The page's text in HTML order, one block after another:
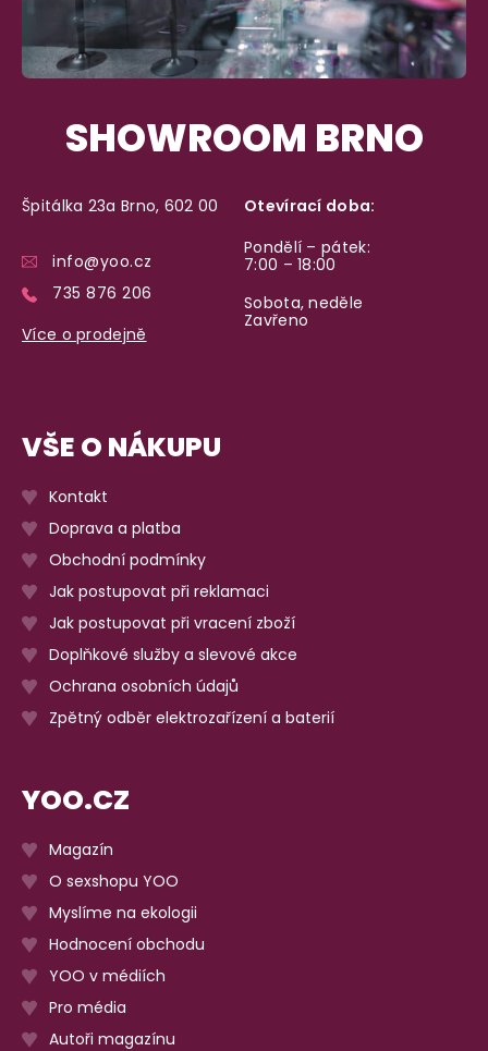
Máte30 dnína bezplatné vrácení zboží
SHOWROOM BRNO
Špitálka 23a Brno, 602 00
info@yoo.cz
735 876 206
Více o prodejně
Otevírací doba:
Pondělí – pátek:
7:00 – 18:00
Sobota, neděle
Zavřeno
VŠE O NÁKUPU
Kontakt
Doprava a platba
Obchodní podmínky
Jak postupovat při reklamaci
Jak postupovat při vracení zboží
Doplňkové služby a slevové akce
Ochrana osobních údajů
Zpětný odběr elektrozařízení a baterií
YOO.CZ
Magazín
O sexshopu YOO
Myslíme na ekologii
Hodnocení obchodu
YOO v médiích
Pro média
Autoři magazínu